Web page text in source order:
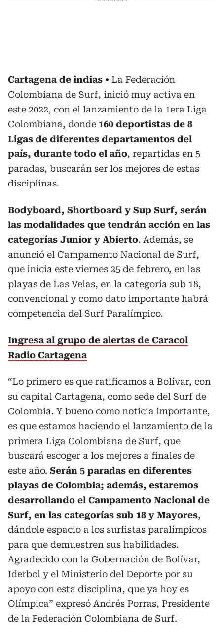
Cartagena de indias
La Federación
Colombiana de Surf, inició muy activa en
este 2022, con el lanzamiento de la 1era Liga
Colombiana, donde 160 deportistas de 8
Ligas de diferentes departamentos del
país, durante todo el año, repartidas en 5
paradas, buscarán ser los mejores de estas
disciplinas.
Bodyboard, Shortboard y Sup Surf, serán
las modalidades que tendrán acción en las
categorías Junior y Abierto. Además, se
anunció el Campamento Nacional de Surf,
que inicia este viernes 25 de febrero, en las
playas de Las Velas, en la categoría sub 18,
convencional y como dato importante habrá
competencia del Surf Paralímpico.
Ingresa al grupo de alertas de Caracol
Radio Cartagena
“Lo primero es que ratificamos a Bolívar, con
su capital Cartagena, como sede del Surf de
Colombia. Y bueno como noticia importante,
es que estamos haciendo el lanzamiento de la
primera Liga Colombiana de Surf, que
buscará escoger a los mejores a finales de
este año. Serán 5 paradas en diferentes
playas de Colombia; además, estaremos
desarrollando el Campamento Nacional de
Surf, en las categorías sub 18 y Mayores,
dándole espacio a los surfistas paralímpicos
para que demuestren sus habilidades.
Agradecido con la Gobernación de Bolívar,
Iderbol y el Ministerio del Deporte por su
apoyo con esta disciplina, que ya hoy es
Olímpica” expresó Andrés Porras, Presidente
de la Federación Colombiana de Surf.